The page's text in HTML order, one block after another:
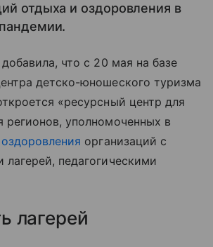
отдыха и оздоровления в
что с 20 мая на базе
детско-юношеского туризма
«ресурсный центр для
регионов, уполномоченных в
организаций с
лагерей, педагогическими
лагерей